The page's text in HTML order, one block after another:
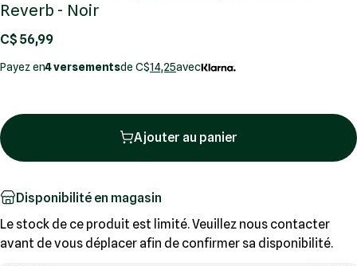
Reverb - Noir
C$ 56,99
Payez en4 versementsde C$14,25avec
Ajouter au panier
Disponibilité en magasin
Le stock de ce produit est limité. Veuillez nous contacter
avant de vous déplacer afin de confirmer sa disponibilité.